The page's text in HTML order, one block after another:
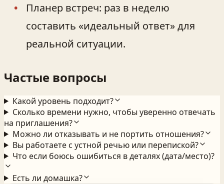
Планер встреч: раз в неделю
составить «идеальный ответ» для
реальной ситуации.
Частые вопросы
Какой уровень подходит?
Сколько времени нужно, чтобы уверенно отвечать
на приглашения?
Можно ли отказывать и не портить отношения?
Вы работаете с устной речью или перепиской?
Что если боюсь ошибиться в деталях (дата/место)?
Есть ли домашка?